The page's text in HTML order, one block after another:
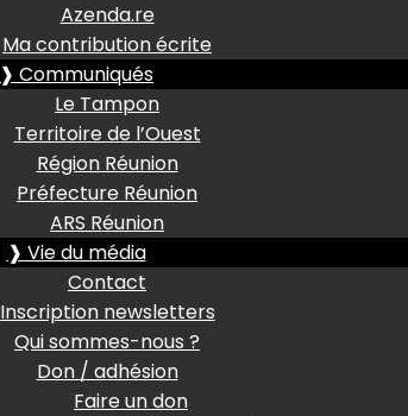
Azenda.re
Ma contribution écrite
❱ Communiqués
Le Tampon
Territoire de l’Ouest
Région Réunion
Préfecture Réunion
ARS Réunion
❱ Vie du média
Contact
Inscription newsletters
Qui sommes-nous ?
Don / adhésion
Faire un don